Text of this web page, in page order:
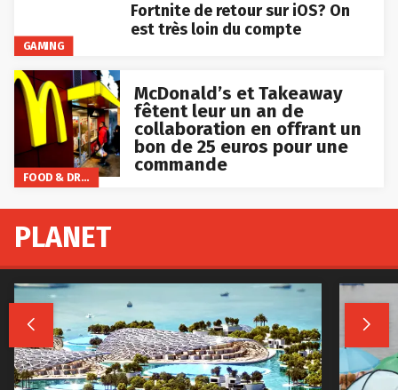
GAMING
Fortnite de retour sur iOS? On
est très loin du compte
FOOD & DRINKS
McDonald’s et Takeaway
fêtent leur un an de
collaboration en offrant un
bon de 25 euros pour une
commande
PLANET
 